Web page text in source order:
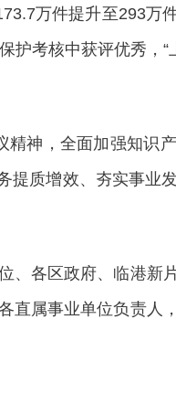
万件提升至293万
考核中获评优秀，“
神，全面加强知识产
提质增效、夯实事业
各区政府、临港新
直属事业单位负责人